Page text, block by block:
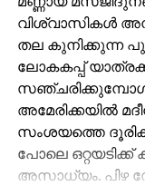
വിശ്വാസികൾ
തല കുനിക്കുന്ന
ലോകകപ്പ്
അമേരിക്കയിൽ
സംശയത്തെ
പോലെ ഒറ്റയടിക്ക്
അസാധ്യം. പിഴ